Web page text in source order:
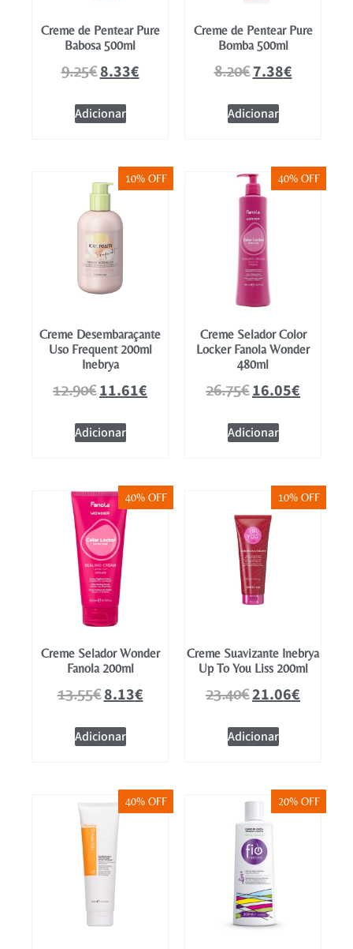
Creme de Pentear Pure
Babosa 500ml
9.25€8.33€
Adicionar
Creme de Pentear Pure
Bomba 500ml
8.20€7.38€
Adicionar
10% OFF
Creme Desembaraçante
Uso Frequent 200ml
Inebrya
12.90€11.61€
Adicionar
40% OFF
Creme Selador Color
Locker Fanola Wonder
480ml
26.75€16.05€
Adicionar
40% OFF
Creme Selador Wonder
Fanola 200ml
13.55€8.13€
Adicionar
10% OFF
Creme Suavizante Inebrya
Up To You Liss 200ml
23.40€21.06€
Adicionar
40% OFF 20% OFF